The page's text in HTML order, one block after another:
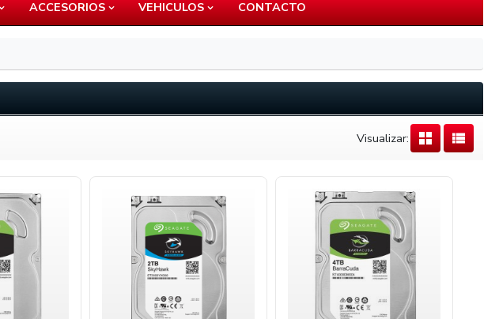
ACCESORIOS VEHICULOS CONTACTO
Visualizar: